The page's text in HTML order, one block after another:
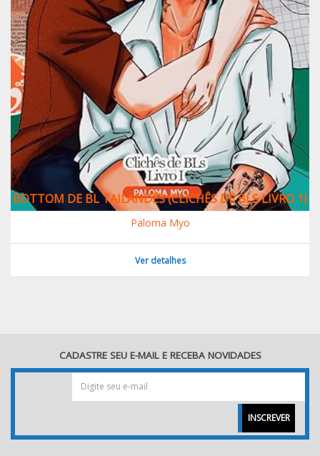
BOTTOM DE BL TAILANDÊS (CLICHÊS DE BLS LIVRO 1)
Paloma Myo
Ver detalhes
CADASTRE SEU E-MAIL E RECEBA NOVIDADES
INSCREVER